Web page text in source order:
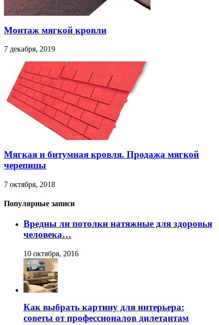
Монтаж мягкой кровли
7 декабря, 2019
Мягкая и битумная кровля. Продажа мягкой
черепицы
7 октября, 2018
Популярные записи
Вредны ли потолки натяжные для здоровья
человека…
10 октября, 2016
Как выбрать картину для интерьера:
советы от профессионалов дилетантам